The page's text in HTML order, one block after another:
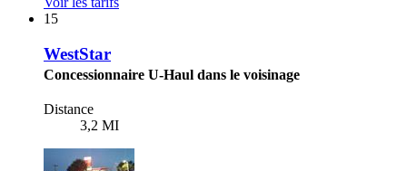
15
WestStar
Concessionnaire U-Haul dans le voisinage
Distance
3,2 MI